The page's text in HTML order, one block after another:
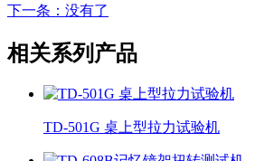
下一条 ：没有了
相关系列产品
TD-501G 桌上型拉力试验机